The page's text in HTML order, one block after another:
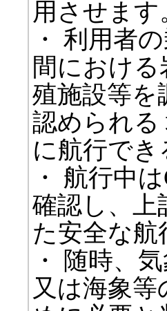
用させます
・ 利用者
間におけ
殖施設等を
認められる
に航行で
・ 航行中
確認し、上
た安全な
・ 随時、
又は海象